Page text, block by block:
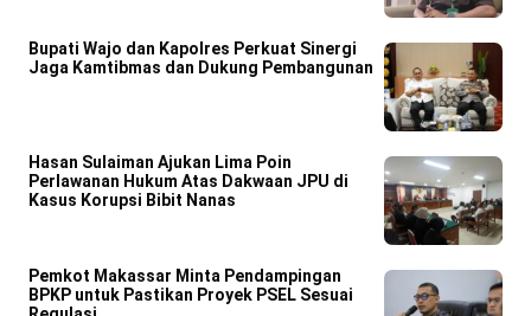
Bupati Wajo dan Kapolres Perkuat Sinergi
Jaga Kamtibmas dan Dukung Pembangunan
Hasan Sulaiman Ajukan Lima Poin
Perlawanan Hukum Atas Dakwaan JPU di
Kasus Korupsi Bibit Nanas
Pemkot Makassar Minta Pendampingan
BPKP untuk Pastikan Proyek PSEL Sesuai